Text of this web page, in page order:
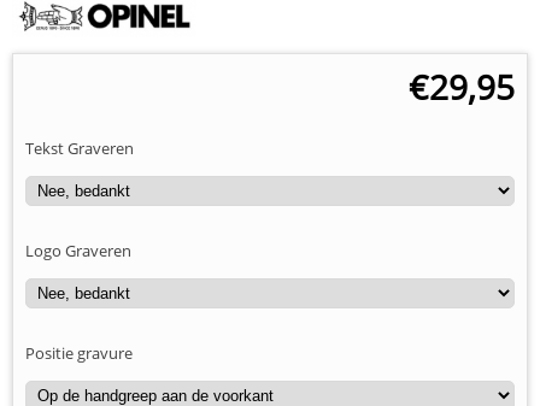
€29,95
Tekst Graveren
Logo Graveren
Positie gravure